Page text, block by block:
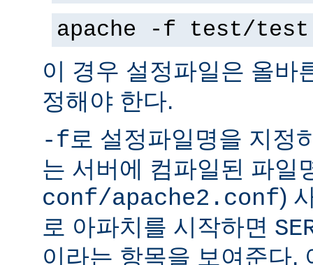
apache -f test/
이 경우 설정파일은 올바
정해야 한다.
-f로 설정파일명을 지정
는 서버에 컴파일된 파일
conf/apache2.conf)
로 아파치를 시작하면
이라는 항목을 보여준다.